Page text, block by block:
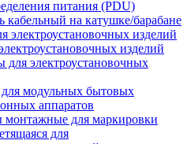
питания (PDU)
кабельный на катушке/барабане
изделий
для электроустановочных
для модульных бытовых
аппаратов
монтажные для маркировки
для